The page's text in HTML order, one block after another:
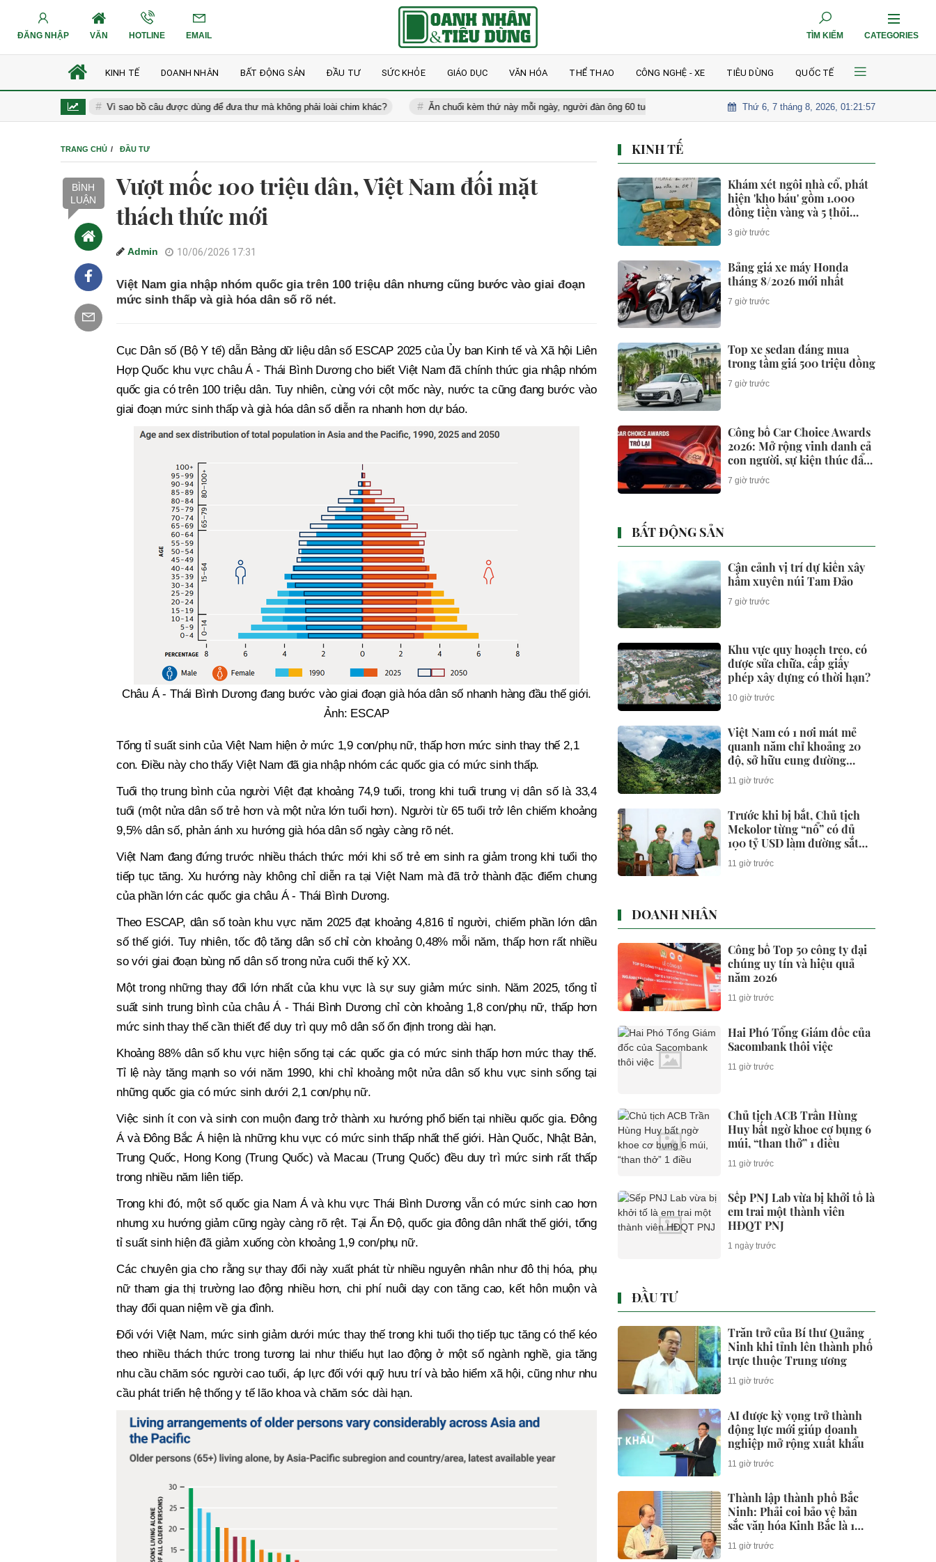
ĐĂNG NHẬP VĂN HOTLINE EMAIL TÌM KIẾM CATEGORIES
KINH TẾ DOANH NHÂN BẤT ĐỘNG SẢN ĐẦU TƯ SỨC KHỎE GIÁO DỤC VĂN HÓA THỂ THAO CÔNG NGHỆ - XE TIÊU DÙNG QUỐC TẾ
Vì sao bồ câu được dùng để đưa thư mà không phải loài chim khác? Ăn chuối kèm thứ này mỗi ngày, người đàn ông 60 tuổi bất ngờ khi đi khám Khám xét ngôi nhà cổ, phát hiện 'kho báu'
Thứ 6, 7 tháng 8, 2026, 01:21:59
TRANG CHỦ ĐẦU TƯ
BÌNH
LUẬN
Vượt mốc 100 triệu dân, Việt Nam đối mặt
thách thức mới
Admin 10/06/2026 17:31
Việt Nam gia nhập nhóm quốc gia trên 100 triệu dân nhưng cũng bước vào giai đoạn
mức sinh thấp và già hóa dân số rõ nét.
Cục Dân số (Bộ Y tế) dẫn Bảng dữ liệu dân số ESCAP 2025 của Ủy ban Kinh tế và Xã hội Liên
Hợp Quốc khu vực châu Á - Thái Bình Dương cho biết Việt Nam đã chính thức gia nhập nhóm
quốc gia có trên 100 triệu dân. Tuy nhiên, cùng với cột mốc này, nước ta cũng đang bước vào
giai đoạn mức sinh thấp và già hóa dân số diễn ra nhanh hơn dự báo.
Châu Á - Thái Bình Dương đang bước vào giai đoạn già hóa dân số nhanh hàng đầu thế giới.
Ảnh: ESCAP
Tổng tỉ suất sinh của Việt Nam hiện ở mức 1,9 con/phụ nữ, thấp hơn mức sinh thay thế 2,1
con. Điều này cho thấy Việt Nam đã gia nhập nhóm các quốc gia có mức sinh thấp.
Tuổi thọ trung bình của người Việt đạt khoảng 74,9 tuổi, trong khi tuổi trung vị dân số là 33,4
tuổi (một nửa dân số trẻ hơn và một nửa lớn tuổi hơn). Người từ 65 tuổi trở lên chiếm khoảng
9,5% dân số, phản ánh xu hướng già hóa dân số ngày càng rõ nét.
Việt Nam đang đứng trước nhiều thách thức mới khi số trẻ em sinh ra giảm trong khi tuổi thọ
tiếp tục tăng. Xu hướng này không chỉ diễn ra tại Việt Nam mà đã trở thành đặc điểm chung
của phần lớn các quốc gia châu Á - Thái Bình Dương.
Theo ESCAP, dân số toàn khu vực năm 2025 đạt khoảng 4,816 tỉ người, chiếm phần lớn dân
số thế giới. Tuy nhiên, tốc độ tăng dân số chỉ còn khoảng 0,48% mỗi năm, thấp hơn rất nhiều
so với giai đoạn bùng nổ dân số trong nửa cuối thế kỷ XX.
Một trong những thay đổi lớn nhất của khu vực là sự suy giảm mức sinh. Năm 2025, tổng tỉ
suất sinh trung bình của châu Á - Thái Bình Dương chỉ còn khoảng 1,8 con/phụ nữ, thấp hơn
mức sinh thay thế cần thiết để duy trì quy mô dân số ổn định trong dài hạn.
Khoảng 88% dân số khu vực hiện sống tại các quốc gia có mức sinh thấp hơn mức thay thế.
Tỉ lệ này tăng mạnh so với năm 1990, khi chỉ khoảng một nửa dân số khu vực sinh sống tại
những quốc gia có mức sinh dưới 2,1 con/phụ nữ.
Việc sinh ít con và sinh con muộn đang trở thành xu hướng phổ biến tại nhiều quốc gia. Đông
Á và Đông Bắc Á hiện là những khu vực có mức sinh thấp nhất thế giới. Hàn Quốc, Nhật Bản,
Trung Quốc, Hong Kong (Trung Quốc) và Macau (Trung Quốc) đều duy trì mức sinh rất thấp
trong nhiều năm liên tiếp.
Trong khi đó, một số quốc gia Nam Á và khu vực Thái Bình Dương vẫn có mức sinh cao hơn
nhưng xu hướng giảm cũng ngày càng rõ rệt. Tại Ấn Độ, quốc gia đông dân nhất thế giới, tổng
tỉ suất sinh hiện đã giảm xuống còn khoảng 1,9 con/phụ nữ.
Các chuyên gia cho rằng sự thay đổi này xuất phát từ nhiều nguyên nhân như đô thị hóa, phụ
nữ tham gia thị trường lao động nhiều hơn, chi phí nuôi dạy con tăng cao, kết hôn muộn và
thay đổi quan niệm về gia đình.
Đối với Việt Nam, mức sinh giảm dưới mức thay thế trong khi tuổi thọ tiếp tục tăng có thể kéo
theo nhiều thách thức trong tương lai như thiếu hụt lao động ở một số ngành nghề, gia tăng
nhu cầu chăm sóc người cao tuổi, áp lực đối với quỹ hưu trí và bảo hiểm xã hội, cũng như nhu
cầu phát triển hệ thống y tế lão khoa và chăm sóc dài hạn.
KINH TẾ
Khám xét ngôi nhà cổ, phát
hiện 'kho báu' gồm 1.000
đồng tiền vàng và 5 thỏi
vàng giấu trong nhiều ngăn
bí mật - giá trị hơn 18 tỷ
3 giờ trước
Bảng giá xe máy Honda
tháng 8/2026 mới nhất
7 giờ trước
Top xe sedan đáng mua
trong tầm giá 500 triệu đồng
7 giờ trước
Công bố Car Choice Awards
2026: Mở rộng vinh danh cả
con người, sự kiện thúc đẩy
ngành xe Việt Nam
7 giờ trước
BẤT ĐỘNG SẢN
Cận cảnh vị trí dự kiến xây
hầm xuyên núi Tam Đảo
7 giờ trước
Khu vực quy hoạch treo, có
được sửa chữa, cấp giấy
phép xây dựng có thời hạn?
10 giờ trước
Việt Nam có 1 nơi mát mẻ
quanh năm chỉ khoảng 20
độ, sở hữu cung đường
thuộc nhóm "tứ đại đỉnh
đèo", được Oscar du lịch
11 giờ trước
Trước khi bị bắt, Chủ tịch
Mekolor từng “nổ” có đủ
100 tỷ USD làm đường sắt
tốc độ cao Bắc - Nam như
thế nào?
11 giờ trước
DOANH NHÂN
Công bố Top 50 công ty đại
chúng uy tín và hiệu quả
năm 2026
11 giờ trước
Hai Phó Tổng Giám đốc của
Sacombank thôi việc
11 giờ trước
Chủ tịch ACB Trần Hùng
Huy bất ngờ khoe cơ bụng 6
múi, “than thở” 1 điều
11 giờ trước
Sếp PNJ Lab vừa bị khởi tố là
em trai một thành viên
HĐQT PNJ
1 ngày trước
ĐẦU TƯ
Trăn trở của Bí thư Quảng
Ninh khi tỉnh lên thành phố
trực thuộc Trung ương
11 giờ trước
AI được kỳ vọng trở thành
động lực mới giúp doanh
nghiệp mở rộng xuất khẩu
11 giờ trước
Thành lập thành phố Bắc
Ninh: Phải coi bảo vệ bản
sắc văn hóa Kinh Bắc là 1
cam kết chính trị và trách
nhiệm pháp lý lâu dài
11 giờ trước